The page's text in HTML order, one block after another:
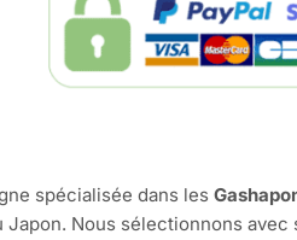
spécialisée dans les
Nous sélectionnons avec